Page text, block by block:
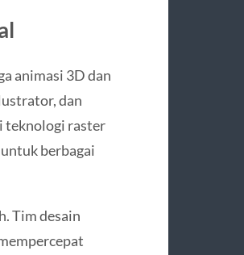
animasi 3D dan
dan
teknologi raster
berbagai
Tim desain